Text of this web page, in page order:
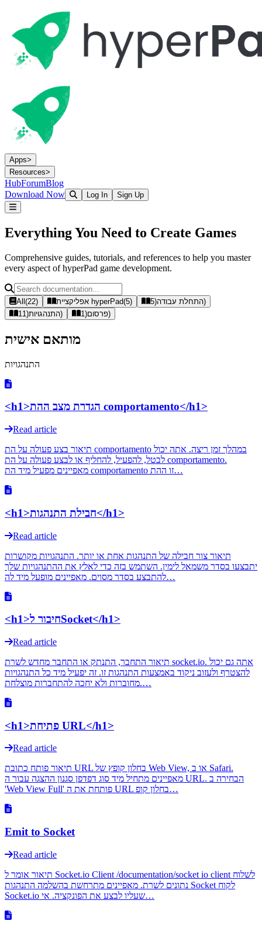
Apps>
Resources>
HubForumBlog
Download Now
Log In Sign Up
Everything You Need to Create Games
Comprehensive guides, tutorials, and references to help you master
every aspect of hyperPad game development.
All (22) אפליקציית hyperPad(5) התחלת עבודה(
5
)
התנהגויות(
11 ) פרסום(
1 )
מותאם אישית
התנהגויות
<h1>הגדרת מצב ההת comportamento</h1>
Read article
תיאור בצע פעולה על הת comportamento במהלך זמן ריצה. אתה יכול
לבטל, להפעיל, להחליף או לבצע פעולה על הת comportamento.
מאפיינים מפעיל מיד הת comportamento זו ההת…
<h1>חבילת התנהגות</h1>
Read article
תיאור צור חבילה של התנהגות אחת או יותר. התנהגויות מקושרות
יתבצעו בסדר משמאל לימין. השתמש בזה כדי לאלץ את ההתנהגויות שלך
להתבצע בסדר מסוים. מאפיינים מופעל מיד לה…
<h1>חיבור לSocket</h1>
Read article
תיאור התחבר, התנתק או התחבר מחדש לשרת socket.io. אתה גם יכול
להצטרף ולעזוב ניקוד באמצעות התנהגות זו. זה יפעיל מיד כל התנהגויות
מחוברות ולא יחכה להתחברות מוצלחת.…
<h1>פתיחת URL</h1>
Read article
תיאור פותח כתובת URL בחלון קופץ של Web View, או ב Safari.
מאפיינים מתחיל מיד סוג דפדפן סגנון ההצגה עבור ה URL. הבחירה ב
'Web View Full' פותחת את ה URL בחלון קופ…
Emit to Socket
Read article
תיאור אומר ל Socket.io Client /documentation/socket io client לשלוח
נתונים לשרת. מאפיינים מתרחשת בהשלמה התנהגות Socket לקוח
Socket.io שעליו לבצע את הפונקציה. אי…